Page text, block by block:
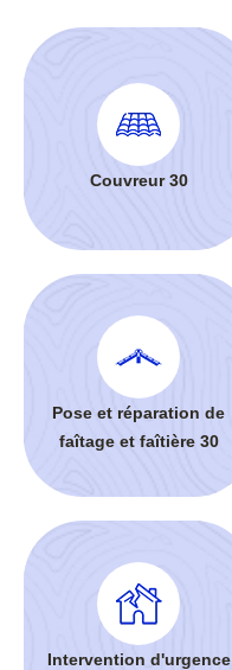
Couvreur 30
Pose et réparation de
faîtage et faîtière 30
Intervention d'urgence